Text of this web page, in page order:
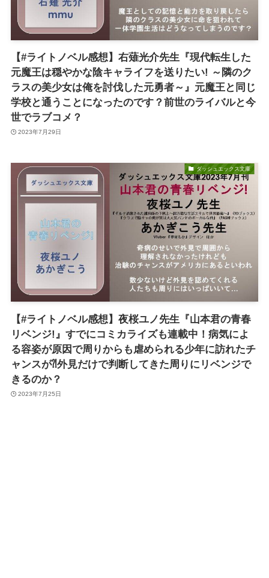
【#ライトノベル感想】右薙光介先生『現代転生した
元魔王は穏やかな陰キャライフを送りたい! ～隣のク
ラスの美少女は俺を討伐した元勇者～』元魔王と同じ
学校と通うことになったのです？前世のライバルと今
世でラブコメ？
2023年7月29日
ダッシュエックス文庫
【#ライトノベル感想】夜桜ユノ先生『山本君の青春
リベンジ!』すでにコミカライズも連載中！病気によ
る容姿が原因で周りからも虐められる少年に訪れたチ
ャンスが⁈外見だけで判断してきた周りにリベンジで
きるのか？
2023年7月25日